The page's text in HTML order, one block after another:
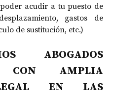
acudir a tu puesto de
gastos de
de sustitución, etc.)
ABOGADOS
CON AMPLIA
EN LAS